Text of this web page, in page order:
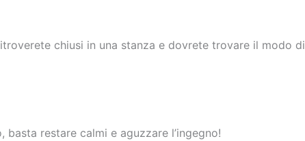
chiusi in una stanza e dovrete trovare il modo di
basta restare calmi e aguzzare l’ingegno!